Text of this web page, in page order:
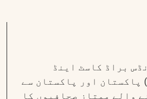
براڈ کاسٹ اینڈ
پاکستان اور پاکستان سے
والے ممتاز صحافیوں کا